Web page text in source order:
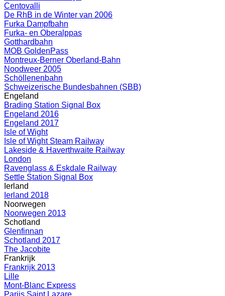
Centovalli
De RhB in de Winter van 2006
Furka Dampfbahn
Furka- en Oberalppas
Gotthardbahn
MOB GoldenPass
Montreux-Berner Oberland-Bahn
Noodweer 2005
Schöllenenbahn
Schweizerische Bundesbahnen (SBB)
Engeland
Brading Station Signal Box
Engeland 2016
Engeland 2017
Isle of Wight
Isle of Wight Steam Railway
Lakeside & Haverthwaite Railway
London
Ravenglass & Eskdale Railway
Settle Station Signal Box
Ierland
Ierland 2018
Noorwegen
Noorwegen 2013
Schotland
Glenfinnan
Schotland 2017
The Jacobite
Frankrijk
Frankrijk 2013
Lille
Mont-Blanc Express
Parijs Saint Lazare